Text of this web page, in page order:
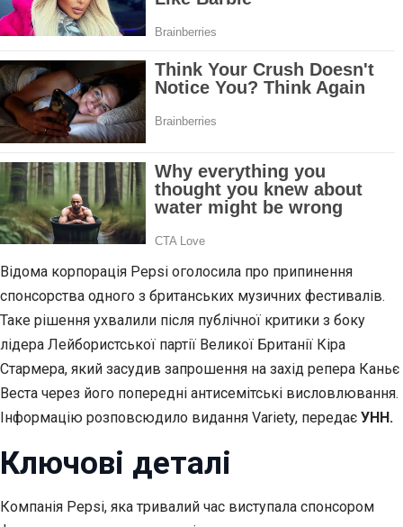
Відома корпорація Pepsi оголосила про припинення
спонсорства одного з британських музичних фестивалів.
Таке рішення ухвалили після публічної критики з боку
лідера Лейбористської партії Великої Британії Кіра
Стармера, який засудив запрошення на захід репера Каньє
Веста через його попередні антисемітські висловлювання.
Інформацію розповсюдило видання Variety, передає УНН.
Ключові деталі
Компанія Pepsi, яка тривалий час виступала спонсором